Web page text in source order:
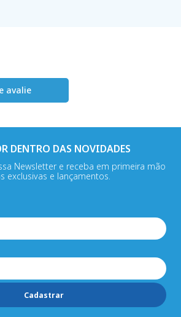
avalie
DENTRO DAS NOVIDADES
Newsletter e receba em primeira mão
exclusivas e lançamentos.
Cadastrar